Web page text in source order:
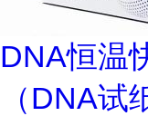
DNA恒温
（DNA试